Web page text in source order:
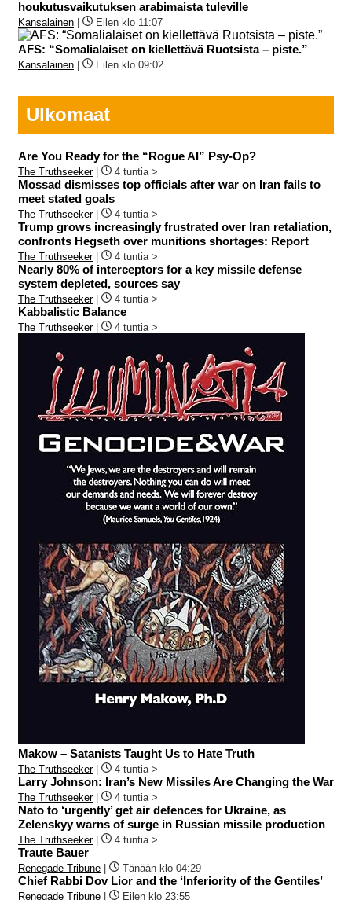
houkutusvaikutuksen arabimaista tuleville
Kansalainen | Eilen klo 11:07
AFS: “Somalialaiset on kiellettävä Ruotsista – piste.”
Kansalainen | Eilen klo 09:02
Ulkomaat
Are You Ready for the “Rogue AI” Psy-Op?
The Truthseeker| 4 tuntia >
Mossad dismisses top officials after war on Iran fails to
meet stated goals
The Truthseeker| 4 tuntia >
Trump grows increasingly frustrated over Iran retaliation,
confronts Hegseth over munitions shortages: Report
The Truthseeker| 4 tuntia >
Nearly 80% of interceptors for a key missile defense
system depleted, sources say
The Truthseeker| 4 tuntia >
Kabbalistic Balance
The Truthseeker| 4 tuntia >
Makow – Satanists Taught Us to Hate Truth
The Truthseeker| 4 tuntia >
Larry Johnson: Iran’s New Missiles Are Changing the War
The Truthseeker| 4 tuntia >
Nato to ‘urgently’ get air defences for Ukraine, as
Zelenskyy warns of surge in Russian missile production
The Truthseeker| 4 tuntia >
Traute Bauer
Renegade Tribune | Tänään klo 04:29
Chief Rabbi Dov Lior and the ‘Inferiority of the Gentiles’
Renegade Tribune | Eilen klo 23:55